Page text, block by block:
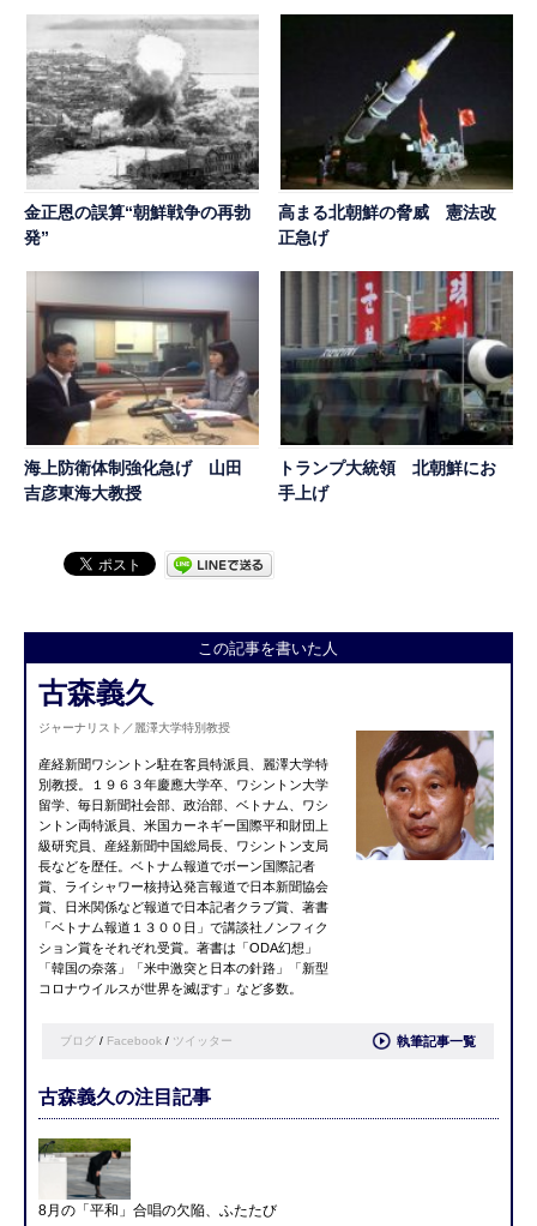
金正恩の誤算“朝鮮戦争の再勃
発”
高まる北朝鮮の脅威 憲法改
正急げ
海上防衛体制強化急げ 山田
吉彦東海大教授
トランプ大統領 北朝鮮にお
手上げ
この記事を書いた人
古森義久
ジャーナリスト／麗澤大学特別教授
産経新聞ワシントン駐在客員特派員、麗澤大学特
別教授。１９６３年慶應大学卒、ワシントン大学
留学、毎日新聞社会部、政治部、ベトナム、ワシ
ントン両特派員、米国カーネギー国際平和財団上
級研究員、産経新聞中国総局長、ワシントン支局
長などを歴任。ベトナム報道でボーン国際記者
賞、ライシャワー核持込発言報道で日本新聞協会
賞、日米関係など報道で日本記者クラブ賞、著書
「ベトナム報道１３００日」で講談社ノンフィク
ション賞をそれぞれ受賞。著書は「ODA幻想」
「韓国の奈落」「米中激突と日本の針路」「新型
コロナウイルスが世界を滅ぼす」など多数。
ブログ / Facebook / ツイッター 執筆記事一覧
古森義久の注目記事
8月の「平和」合唱の欠陥、ふたたび